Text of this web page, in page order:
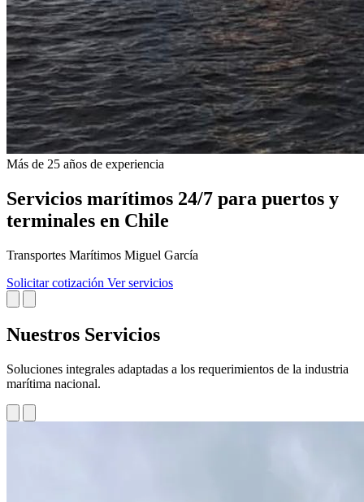
Más de 25 años de experiencia
Servicios marítimos 24/7 para puertos y
terminales en Chile
Transportes Marítimos Miguel García
Solicitar cotización Ver servicios
Nuestros Servicios
Soluciones integrales adaptadas a los requerimientos de la industria
marítima nacional.